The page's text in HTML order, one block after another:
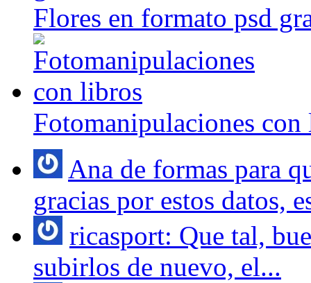
Flores en formato psd
Fotomanipulaciones
Ana de formas para
gracias por estos datos,
ricasport: Que tal,
subirlos de nuevo, el...